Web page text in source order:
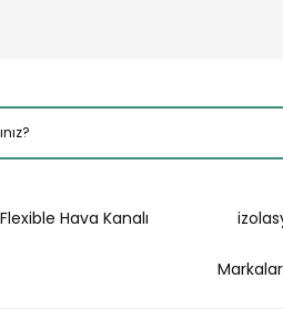
Flexible Hava Kanalı
Markalar